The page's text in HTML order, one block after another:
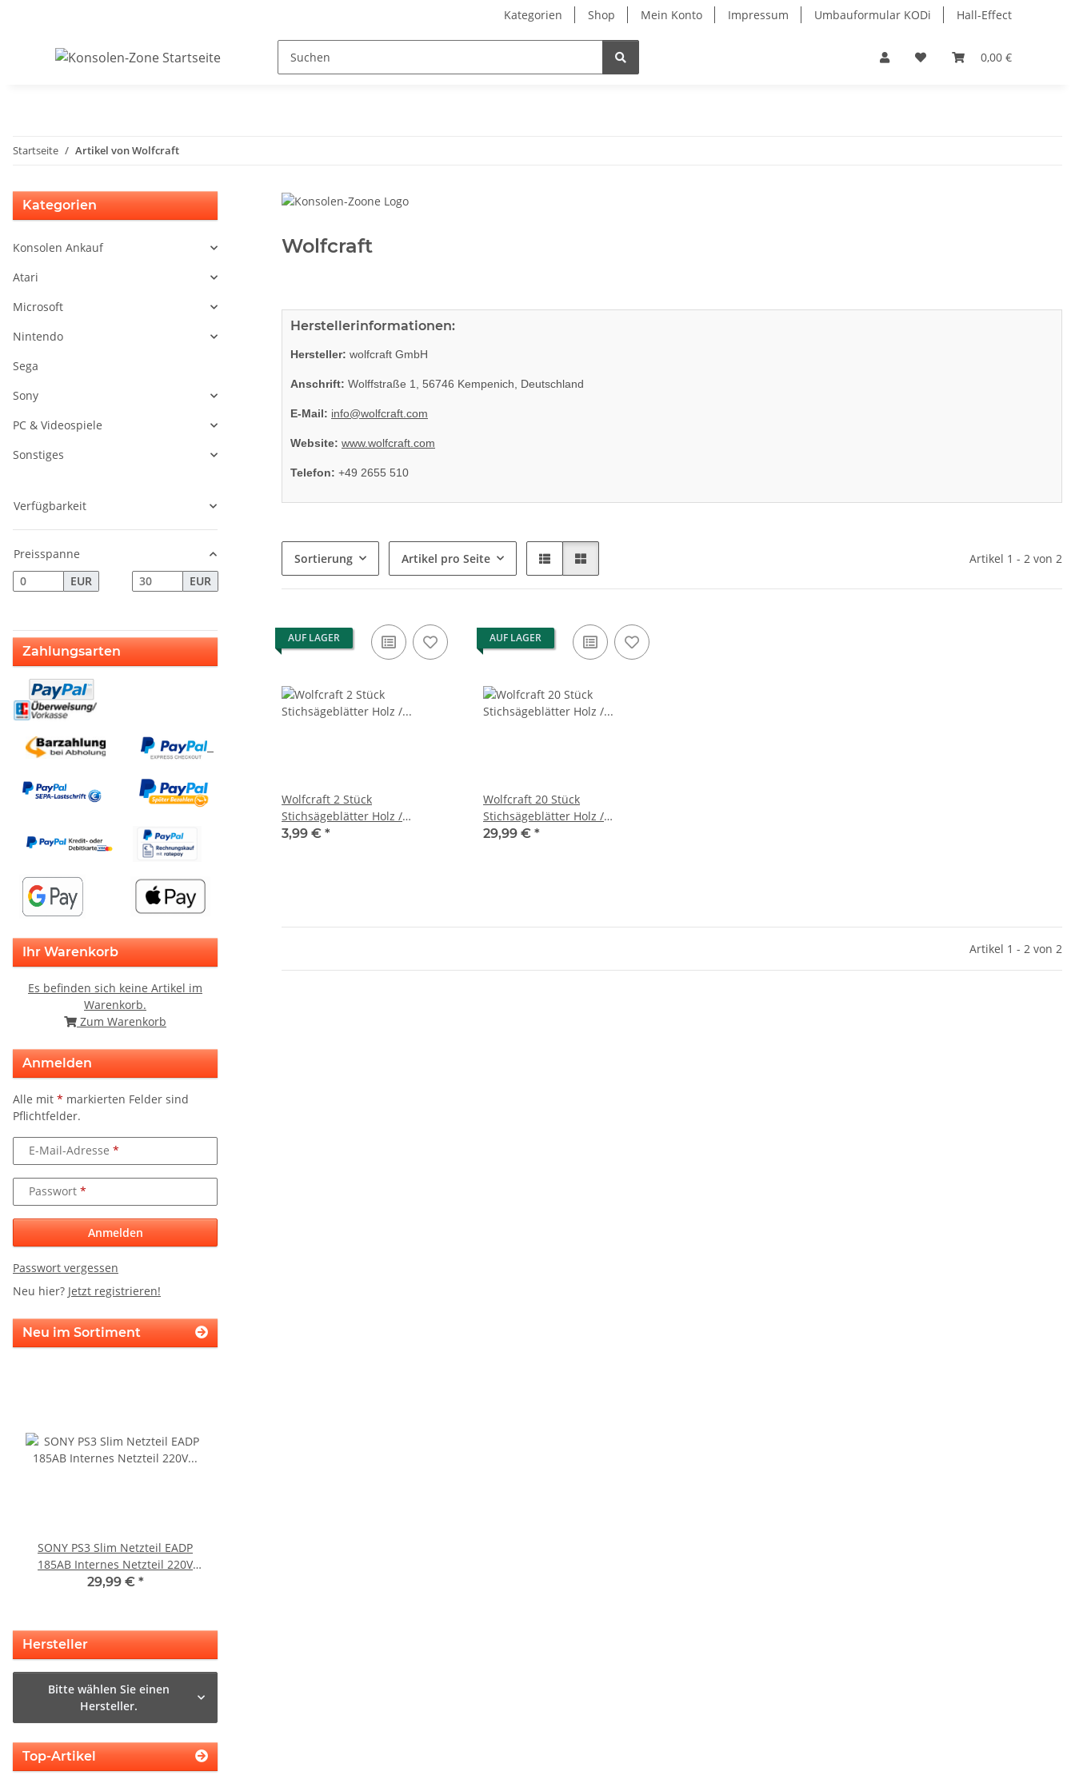
Kategorien Shop Mein Konto Impressum Umbauformular KODi Hall-Effect
0,00 €
Startseite Artikel von Wolfcraft
Wolfcraft
Herstellerinformationen:
Hersteller: wolfcraft GmbH
Anschrift: Wolffstraße 1, 56746 Kempenich, Deutschland
E-Mail: info@wolfcraft.com
Website: www.wolfcraft.com
Telefon: +49 2655 510
Sortierung Artikel pro Seite Artikel 1 - 2 von 2
AUF LAGER
Wolfcraft 2 Stück
Stichsägeblätter Holz /
Kunststoff Neu & OVP 2301000
3,99 € *
AUF LAGER
Wolfcraft 20 Stück
Stichsägeblätter Holz /
Kunststoff Neu & OVP 2301000
29,99 € *
Artikel 1 - 2 von 2
Kategorien
Konsolen Ankauf
Atari
Microsoft
Nintendo
Sega
Sony
PC & Videospiele
Sonstiges
Verfügbarkeit
Preisspanne
EUR
EUR
Zahlungsarten
Ihr Warenkorb
Es befinden sich keine Artikel im
Warenkorb.
Zum Warenkorb
Anmelden
Alle mit * markierten Felder sind
Pflichtfelder.
E-Mail-Adresse
Passwort
Anmelden
Passwort vergessen
Neu hier? Jetzt registrieren!
Neu im Sortiment
SONY PS3 Slim Netzteil EADP
185AB Internes Netzteil 220V
gerbaucht
29,99 € *
Hersteller
Bitte wählen Sie einen
Hersteller.
Top-Artikel